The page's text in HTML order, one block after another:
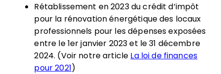
Rétablissement en 2023 du crédit d’impôt
pour la rénovation énergétique des locaux
professionnels pour les dépenses exposées
entre le 1er janvier 2023 et le 31 décembre
2024. (Voir notre article La loi de finances
pour 2021)